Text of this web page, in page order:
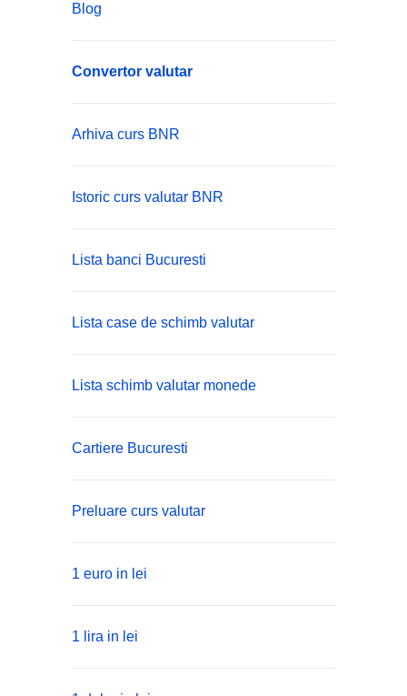
Blog
Convertor valutar
Arhiva curs BNR
Istoric curs valutar BNR
Lista banci Bucuresti
Lista case de schimb valutar
Lista schimb valutar monede
Cartiere Bucuresti
Preluare curs valutar
1 euro in lei
1 lira in lei